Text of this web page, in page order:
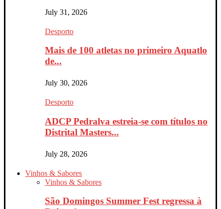
July 31, 2026
Desporto
Mais de 100 atletas no primeiro Aquatlo
de...
July 30, 2026
Desporto
ADCP Pedralva estreia-se com títulos no
Distrital Masters...
July 28, 2026
Vinhos & Sabores
Vinhos & Sabores
São Domingos Summer Fest regressa à